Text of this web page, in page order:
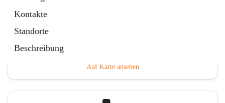
Kontakte
Standorte
Beschreibung
Auf Karte ansehen